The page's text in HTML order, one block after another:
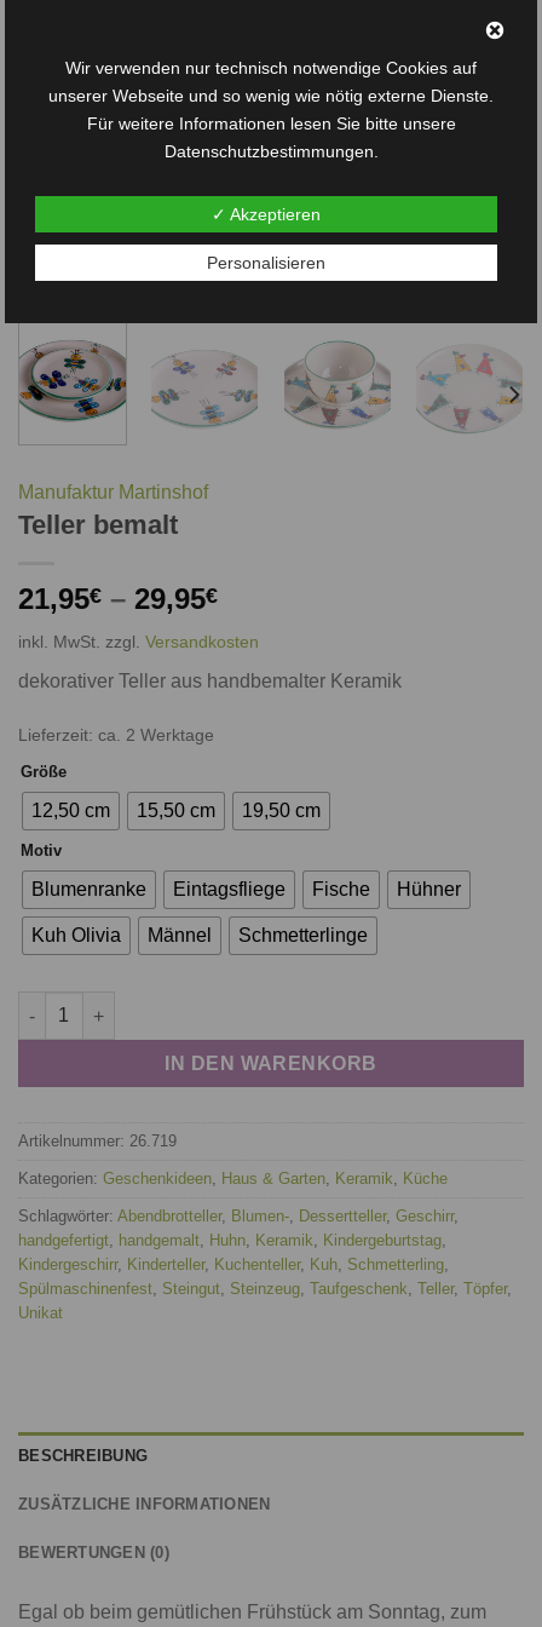
Manufaktur Martinshof
Teller bemalt
21,95€ – 29,95€
inkl. MwSt. zzgl. Versandkosten
dekorativer Teller aus handbemalter Keramik
Lieferzeit: ca. 2 Werktage
Größe
12,50 cm 15,50 cm 19,50 cm
Motiv
Blumenranke Eintagsfliege Fische Hühner
Kuh Olivia Männel Schmetterlinge
Teller bemalt Menge
IN DEN WARENKORB
Artikelnummer: 26.719
Kategorien: Geschenkideen, Haus & Garten, Keramik, Küche
Schlagwörter: Abendbrotteller, Blumen-, Dessertteller, Geschirr,
handgefertigt, handgemalt, Huhn, Keramik, Kindergeburtstag,
Kindergeschirr, Kinderteller, Kuchenteller, Kuh, Schmetterling,
Spülmaschinenfest, Steingut, Steinzeug, Taufgeschenk, Teller, Töpfer,
Unikat
BESCHREIBUNG
ZUSÄTZLICHE INFORMATIONEN
BEWERTUNGEN (0)
Egal ob beim gemütlichen Frühstück am Sonntag, zum
Wir verwenden nur technisch notwendige Cookies auf
unserer Webseite und so wenig wie nötig externe Dienste.
Für weitere Informationen lesen Sie bitte unsere
Datenschutzbestimmungen.
✓ Akzeptieren
Personalisieren